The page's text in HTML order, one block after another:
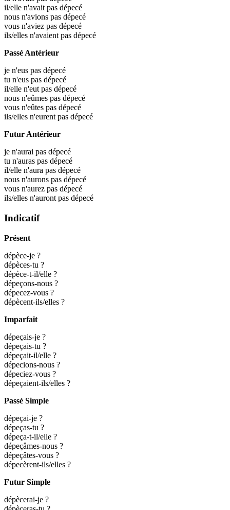
il/elle n'avait pas dépecé
nous n'avions pas dépecé
vous n'aviez pas dépecé
ils/elles n'avaient pas dépecé
Passé Antérieur
je n'eus pas dépecé
tu n'eus pas dépecé
il/elle n'eut pas dépecé
nous n'eûmes pas dépecé
vous n'eûtes pas dépecé
ils/elles n'eurent pas dépecé
Futur Antérieur
je n'aurai pas dépecé
tu n'auras pas dépecé
il/elle n'aura pas dépecé
nous n'aurons pas dépecé
vous n'aurez pas dépecé
ils/elles n'auront pas dépecé
Indicatif
Présent
dépèce-je ?
dépèces-tu ?
dépèce-t-il/elle ?
dépeçons-nous ?
dépecez-vous ?
dépècent-ils/elles ?
Imparfait
dépeçais-je ?
dépeçais-tu ?
dépeçait-il/elle ?
dépecions-nous ?
dépeciez-vous ?
dépeçaient-ils/elles ?
Passé Simple
dépeçai-je ?
dépeças-tu ?
dépeça-t-il/elle ?
dépeçâmes-nous ?
dépeçâtes-vous ?
dépecèrent-ils/elles ?
Futur Simple
dépècerai-je ?